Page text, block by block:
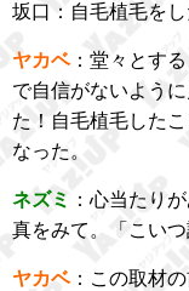
坂口：自毛植毛を
ヤカベ：堂々とす
で自信がないよう
た！自毛植毛した
なった。
ネズミ ：心当たり
真をみて。「こい
ヤカベ：この取材